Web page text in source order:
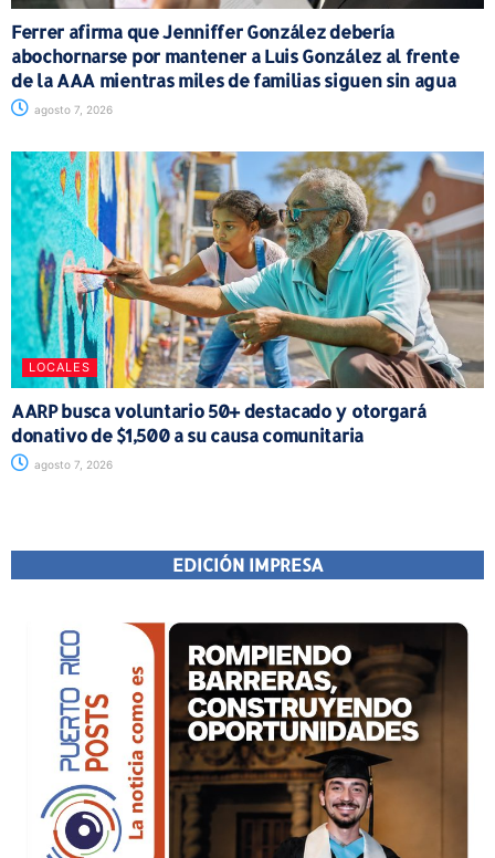
Ferrer afirma que Jenniffer González debería
abochornarse por mantener a Luis González al frente
de la AAA mientras miles de familias siguen sin agua
agosto 7, 2026
LOCALES
AARP busca voluntario 50+ destacado y otorgará
donativo de $1,500 a su causa comunitaria
agosto 7, 2026
EDICIÓN IMPRESA